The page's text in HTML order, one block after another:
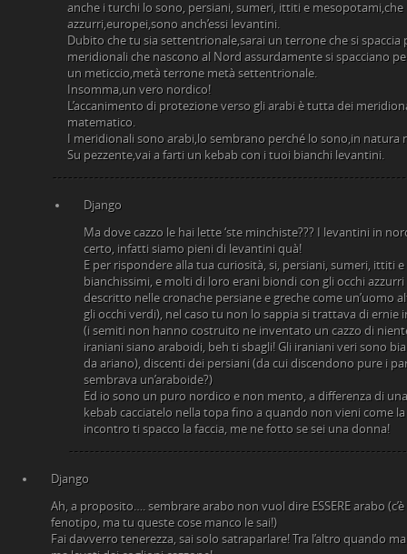
anche i turchi lo sono, persiani, sumeri, ittiti e
azzurri,europei,sono anch’essi levantini.
Dubito che tu sia settentrionale,sarai un terrone che si
meridionali che nascono al Nord assurdamente si spacciano
un meticcio,metà terrone metà settentrionale.
Insomma,un vero nordico!
L’accanimento di protezione verso gli arabi è tutta dei
matematico.
I meridionali sono arabi,lo sembrano perché lo sono,in natura
Su pezzente,vai a farti un kebab con i tuoi bianchi levantini.
Django
Ma dove cazzo le hai lette ‘ste minchiste??? I levantini in
certo, infatti siamo pieni di levantini quà!
E per rispondere alla tua curiosità, si, persiani, sumeri, ittiti
bianchissimi, e molti di loro erani biondi con gli occhi
descritto nelle cronache persiane e greche come un’uomo
gli occhi verdi), nel caso tu non lo sappia si trattava di ernie
(i semiti non hanno costruito ne inventato un cazzo di
iraniani siano araboidi, beh ti sbagli! Gli iraniani veri sono
da ariano), discenti dei persiani (da cui discendono pure i
sembrava un’araboide?)
Ed io sono un puro nordico e non mento, a differenza di
kebab cacciatelo nella topa fino a quando non vieni come la
incontro ti spacco la faccia, me ne fotto se sei una donna!
Django
Ah, a proposito…. sembrare arabo non vuol dire ESSERE arabo
fenotipo, ma tu queste cose manco le sai!)
Fai davverro tenerezza, sai solo satraparlare! Tra l’altro quando